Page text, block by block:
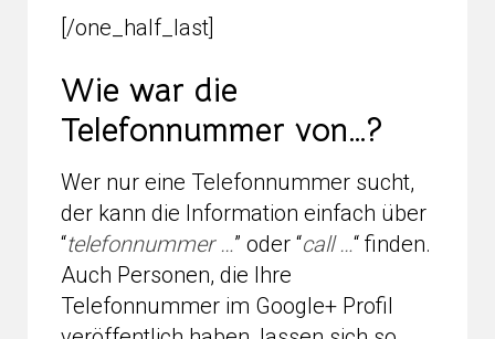
[/one_half_last]
Wie war die
Telefonnummer von…?
Wer nur eine Telefonnummer sucht,
der kann die Information einfach über
“telefonnummer …” oder “call …“ finden.
Auch Personen, die Ihre
Telefonnummer im Google+ Profil